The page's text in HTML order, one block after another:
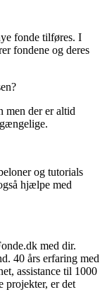
fonde tilføres. I
fondene og deres
men der er altid
og tutorials
hjælpe med
med dir.
40 års erfaring med
assistance til 1000
projekter, er det